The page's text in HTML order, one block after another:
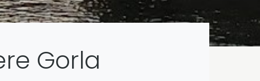
Gorla